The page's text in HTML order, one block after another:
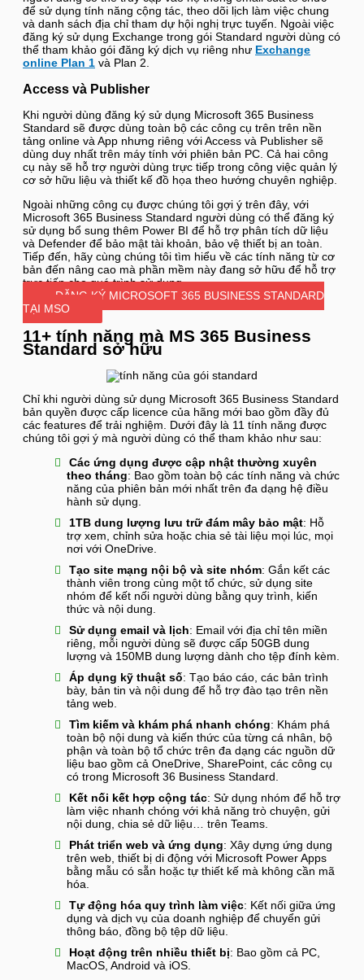
để sử dụng tính năng cộng tác, theo dõi lịch làm việc chung
và danh sách địa chỉ tham dự hội nghị trực tuyến. Ngoài việc
đăng ký sử dụng Exchange trong gói Standard người dùng có
thể tham khảo gói đăng ký dịch vụ riêng như Exchange
online Plan 1 và Plan 2.
Access và Publisher
Khi người dùng đăng ký sử dụng Microsoft 365 Business
Standard sẽ được dùng toàn bộ các công cụ trên trên nền
tảng online và App nhưng riêng với Access và Publisher sẽ
dùng duy nhất trên máy tính với phiên bản PC. Cả hai công
cụ này sẽ hỗ trợ người dùng trực tiếp trong công việc quản lý
cơ sở hữu liệu và thiết kế đồ họa theo hướng chuyên nghiệp.
Ngoài những công cụ được chúng tôi gợi ý trên đây, với
Microsoft 365 Business Standard người dùng có thể đăng ký
sử dụng bổ sung thêm Power BI để hỗ trợ phân tích dữ liệu
và Defender để bảo mật tài khoản, bảo vệ thiết bị an toàn.
Tiếp đến, hãy cùng chúng tôi tìm hiểu về các tính năng từ cơ
bản đến nâng cao mà phần mềm này đang sở hữu để hỗ trợ
trực tiếp cho quá trình sử dụng.
ĐĂNG KÝ MICROSOFT 365 BUSINESS STANDARD
TẠI MSO
11+ tính năng mà MS 365 Business
Standard sở hữu
Chỉ khi người dùng sử dụng Microsoft 365 Business Standard
bản quyền được cấp licence của hãng mới bao gồm đầy đủ
các features để trải nghiệm. Dưới đây là 11 tính năng được
chúng tôi gợi ý mà người dùng có thể tham khảo như sau:
Các ứng dụng được cập nhật thường xuyên
theo tháng: Bao gồm toàn bộ các tính năng và chức
năng của phiên bản mới nhất trên đa dạng hệ điều
hành sử dụng.
1TB dung lượng lưu trữ đám mây bảo mật: Hỗ
trợ xem, chỉnh sửa hoặc chia sẻ tài liệu mọi lúc, mọi
nơi với OneDrive.
Tạo site mạng nội bộ và site nhóm: Gắn kết các
thành viên trong cùng một tổ chức, sử dụng site
nhóm để kết nối người dùng bằng quy trình, kiến
thức và nội dung.
Sử dụng email và lịch: Email với địa chỉ tên miền
riêng, mỗi người dùng sẽ được cấp 50GB dung
lượng và 150MB dung lượng dành cho tệp đính kèm.
Áp dụng kỹ thuật số: Tạo báo cáo, các bản trình
bày, bản tin và nội dung để hỗ trợ đào tạo trên nền
tảng web.
Tìm kiếm và khám phá nhanh chóng: Khám phá
toàn bộ nội dung và kiến thức của từng cá nhân, bộ
phận và toàn bộ tổ chức trên đa dạng các nguồn dữ
liệu bao gồm cả OneDrive, SharePoint, các công cụ
có trong Microsoft 36 Business Standard.
Kết nối kết hợp cộng tác: Sử dụng nhóm để hỗ trợ
làm việc nhanh chóng với khả năng trò chuyện, gửi
nội dung, chia sẻ dữ liệu… trên Teams.
Phát triển web và ứng dụng: Xây dựng ứng dụng
trên web, thiết bị di động với Microsoft Power Apps
bằng mẫu có sẵn hoặc tự thiết kế mà không cần mã
hóa.
Tự động hóa quy trình làm việc: Kết nối giữa ứng
dụng và dịch vụ của doanh nghiệp để chuyển gửi
thông báo, đồng bộ tệp dữ liệu.
Hoạt động trên nhiều thiết bị: Bao gồm cả PC,
MacOS, Android và iOS.